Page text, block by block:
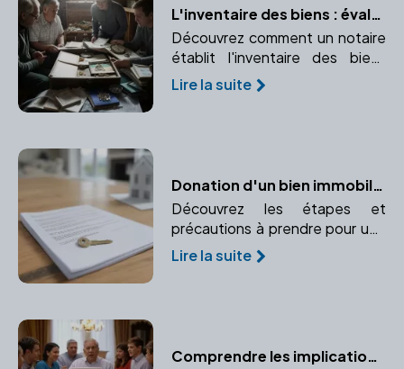
L'inventaire des biens : évaluer le patrimoine du défunt
Découvrez comment un notaire
établit l'inventaire des biens
pour une succession et
pourquoi un inventaire précis
Lire la suite
Donation d'un bien immobilier : Comment procéder ?
Découvrez les étapes et
précautions à prendre pour une
donation immobilière sécurisée.
Comprenez le rôle crucial du
Lire la suite
Comprendre les implications de l'adoption sur la succession